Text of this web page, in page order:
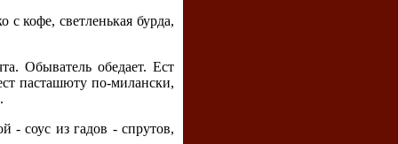
кофе, светленькая бурда,
Обыватель обедает. Ест
пасташюту по-милански,
- соус из гадов - спрутов,